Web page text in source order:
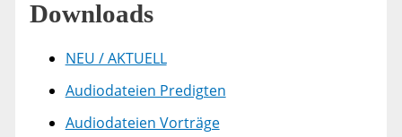
Downloads
NEU / AKTUELL
Audiodateien Predigten
Audiodateien Vorträge